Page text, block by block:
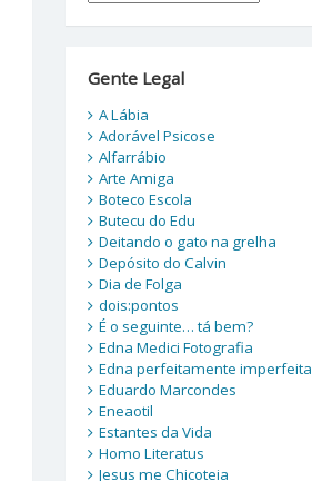
Gente Legal
A Lábia
Adorável Psicose
Alfarrábio
Arte Amiga
Boteco Escola
Butecu do Edu
Deitando o gato na grelha
Depósito do Calvin
Dia de Folga
dois:pontos
É o seguinte… tá bem?
Edna Medici Fotografia
Edna perfeitamente imperfeita
Eduardo Marcondes
Eneaotil
Estantes da Vida
Homo Literatus
Jesus me Chicoteia